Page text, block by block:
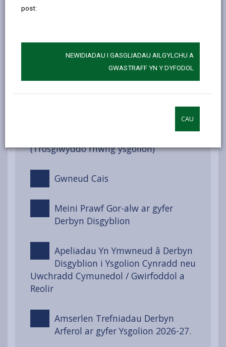
post:
NEWIDIADAU I GASGLIADAU AILGYLCHU A
GWASTRAFF YN Y DYFODOL
CAU
Darparu Ar Gyfer Anghenion
Dysgu Ychwanegol (ADY)
Trefniadau Derbyn Arferol
(Trosglwyddo rhwng ysgolion)
Gwneud Cais
Meini Prawf Gor-alw ar gyfer
Derbyn Disgyblion
Apeliadau Yn Ymwneud â Derbyn
Disgyblion i Ysgolion Cynradd neu
Uwchradd Cymunedol / Gwirfoddol a
Reolir
Amserlen Trefniadau Derbyn
Arferol ar gyfer Ysgolion 2026-27.